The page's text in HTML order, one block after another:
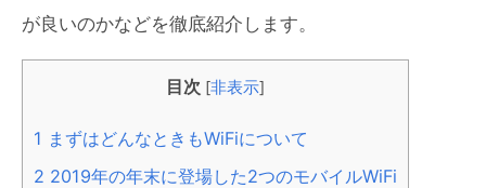
が良いのかなどを徹底紹介します。
目次 [非表示]
1 まずはどんなときもWiFiについて
2 2019年の年末に登場した2つのモバイルWiFi